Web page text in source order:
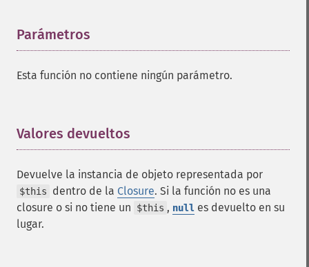
Parámetros
Esta función no contiene ningún parámetro.
Valores devueltos
Devuelve la instancia de objeto representada por
$this dentro de la Closure. Si la función no es una
closure o si no tiene un
$this , null es devuelto en su
lugar.